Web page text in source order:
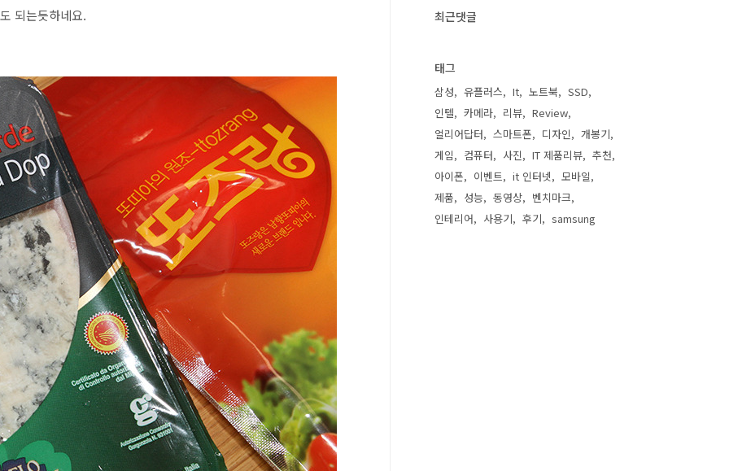
되는듯하네요.
최근댓글
태그
삼성 유플러스 It 노트북
SSD
인텔
카메라 리뷰
Review
얼리어답터
스마트폰 디자인
개봉기
게임
컴퓨터 사진 IT 제품리뷰
추천
아이폰
이벤트 it 인터넷
모바일
제품
성능 동영상
벤치마크
인테리어
사용기 후기 samsung